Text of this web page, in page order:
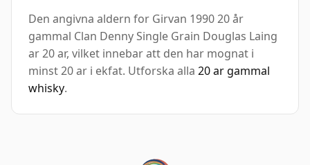
Den angivna aldern for Girvan 1990 20 år
gammal Clan Denny Single Grain Douglas Laing
ar 20 ar, vilket innebar att den har mognat i
minst 20 ar i ekfat. Utforska alla 20 ar gammal
whisky.